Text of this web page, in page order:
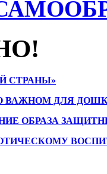
СТРАНЫ»
ВАЖНОМ ДЛЯ
ОБРАЗА